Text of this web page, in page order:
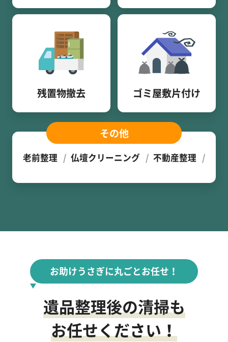
残置物撤去 ゴミ屋敷片付け
その他
老前整理 仏壇クリーニング 不動産整理
お助けうさぎに丸ごとお任せ！
遺品整理後の清掃も
お任せください！